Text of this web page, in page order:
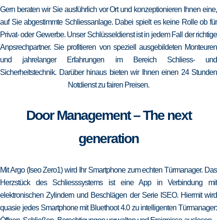
Gern beraten wir Sie ausführlich vor Ort und konzeptionieren Ihnen eine,
auf Sie abgestimmte Schliessanlage. Dabei spielt es keine Rolle ob für
Privat- oder Gewerbe. Unser Schlüsseldienst ist in jedem Fall der richtige
Anpsrechpartner. Sie profitieren von speziell ausgebildeten Monteuren
und jahrelanger Erfahrungen im Bereich Schliess- und
Sicherheitstechnik. Darüber hinaus bieten wir Ihnen einen 24 Stunden
Notdienst zu fairen Preisen.
Door Management – The next
generation
Mit Argo (Iseo Zero1) wird Ihr Smartphone zum echten Türmanager. Das
Herzstück des Schliesssystems ist eine App in Verbindung mit
elektronischen Zylindern und Beschlägen der Serie ISEO. Hiermit wird
quasie jedes Smartphone mit Bluethoot 4.0 zu intelligenten Türmanager: